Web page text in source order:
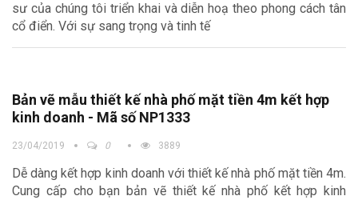
sư của chúng tôi triển khai và diễn hoạ theo phong cách tân
cổ điển. Với sự sang trọng và tinh tế
Bản vẽ mẫu thiết kế nhà phố mặt tiền 4m kết hợp
kinh doanh - Mã số NP1333
23/04/2019 0 3889
Dễ dàng kết hợp kinh doanh với thiết kế nhà phố mặt tiền 4m.
Cung cấp cho bạn bản vẽ thiết kế nhà phố kết hợp kinh